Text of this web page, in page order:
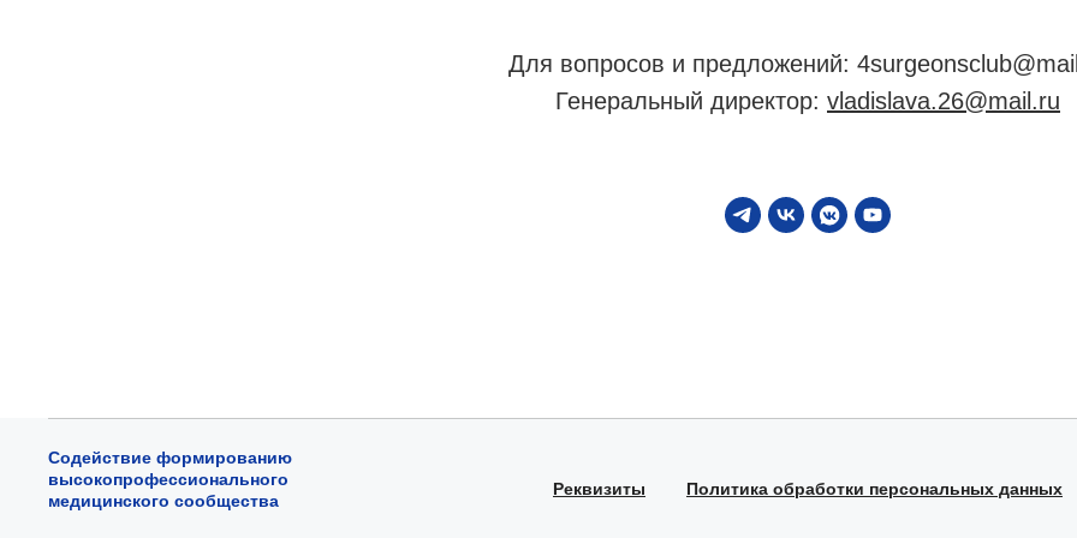
Для вопросов и предложений:
Генеральный директор: vladislava.26@mail.ru
Содействие формированию
высокопрофессионального
медицинского сообщества
Реквизиты Политика обработки персональных данных